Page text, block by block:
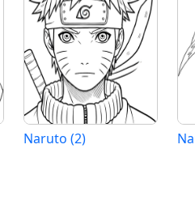
Naruto (2)